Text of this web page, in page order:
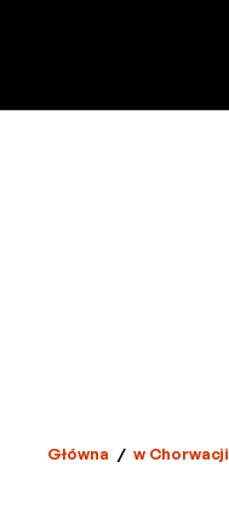
Główna / w Chorwacji